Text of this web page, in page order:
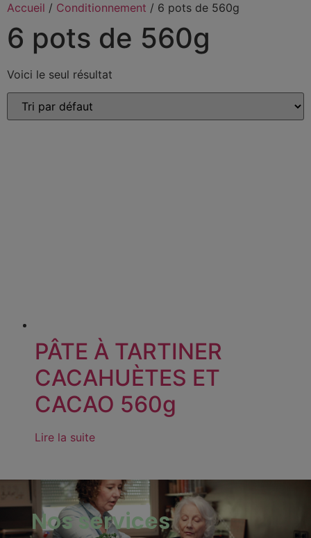
Accueil / Conditionnement / 6 pots de 560g
6 pots de 560g
Voici le seul résultat
PÂTE À TARTINER
CACAHUÈTES ET
CACAO 560g
Lire la suite
Nos services